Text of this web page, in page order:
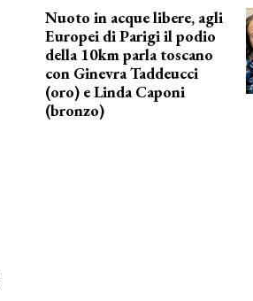
Nuoto in acque libere, agli
Europei di Parigi il podio
della 10km parla toscano
con Ginevra Taddeucci
(oro) e Linda Caponi
(bronzo)